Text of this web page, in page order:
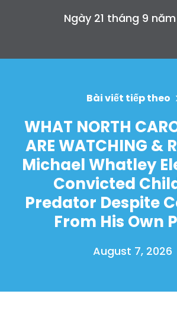
Ngày 21 tháng 9 năm
Bài viết tiếp theo
WHAT NORTH
ARE WATCHING &
Michael Whatley
Convicted
Predator Despite
From His Own
August 7, 2026